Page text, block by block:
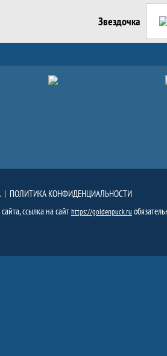
Звездочка
| ПОЛИТИКА КОНФИДЕНЦИАЛЬНОСТИ
ссылка на сайтhttps://goldenpuck.ru